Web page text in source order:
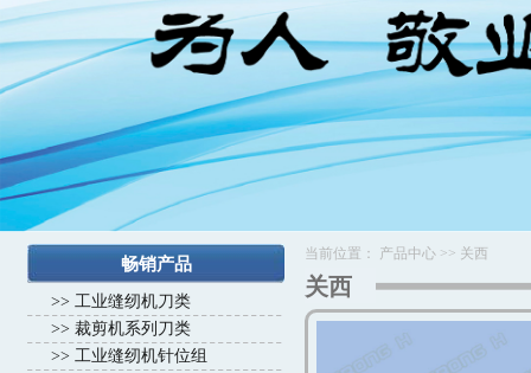
畅销产品
>> 工业缝纫机刀类
>> 裁剪机系列刀类
>> 工业缝纫机针位组
当前位置： 产品中心 >> 关西
关西